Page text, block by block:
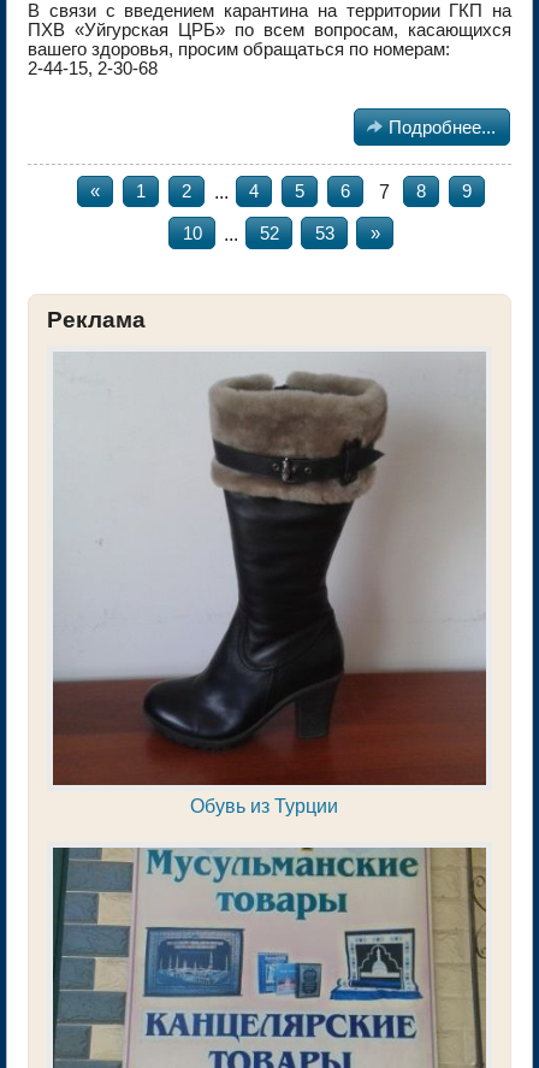
В связи с введением карантина на территории ГКП на
ПХВ «Уйгурская ЦРБ» по всем вопросам, касающихся
вашего здоровья, просим обращаться по номерам:
2-44-15, 2-30-68
 Подробнее...
« 1 2 ... 4 5 6 7 8 9
10 ... 52 53 »
Реклама
Обувь из Турции